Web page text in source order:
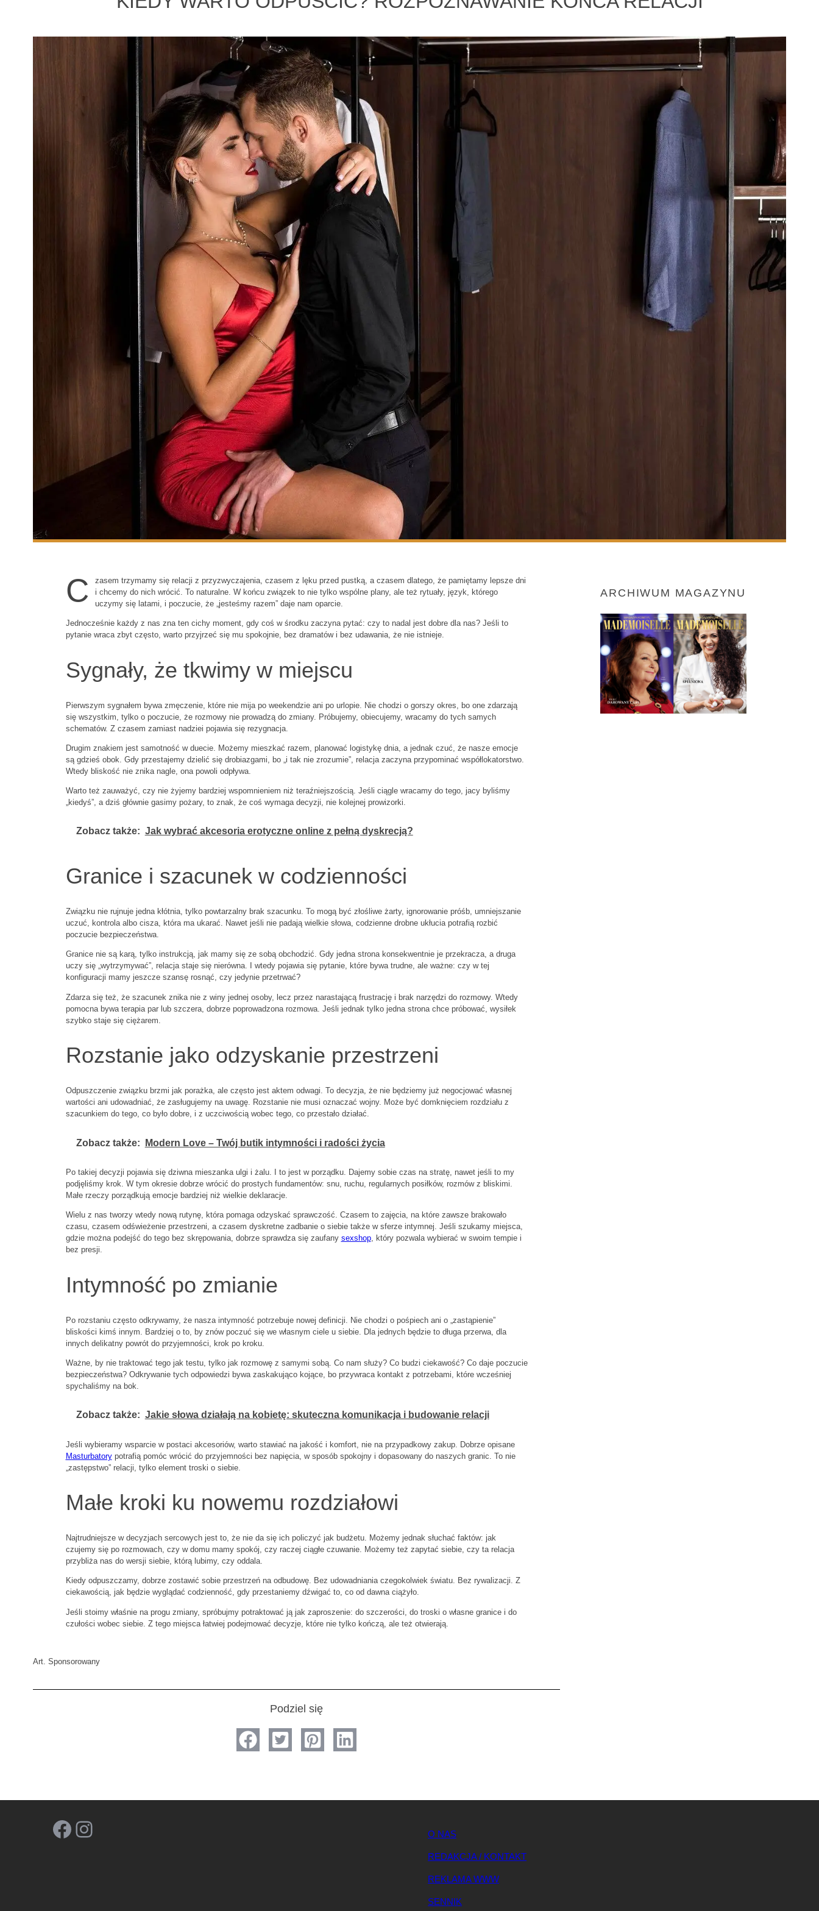
C
zasem trzymamy się relacji z przyzwyczajenia, czasem z lęku przed pustką, a czasem dlatego, że pamiętamy lepsze dni
i chcemy do nich wrócić. To naturalne. W końcu związek to nie tylko wspólne plany, ale też rytuały, język, którego
uczymy się latami, i poczucie, że „jesteśmy razem” daje nam oparcie.
Jednocześnie każdy z nas zna ten cichy moment, gdy coś w środku zaczyna pytać: czy to nadal jest dobre dla nas? Jeśli to
pytanie wraca zbyt często, warto przyjrzeć się mu spokojnie, bez dramatów i bez udawania, że nie istnieje.
Sygnały, że tkwimy w miejscu
Pierwszym sygnałem bywa zmęczenie, które nie mija po weekendzie ani po urlopie. Nie chodzi o gorszy okres, bo one zdarzają
się wszystkim, tylko o poczucie, że rozmowy nie prowadzą do zmiany. Próbujemy, obiecujemy, wracamy do tych samych
schematów. Z czasem zamiast nadziei pojawia się rezygnacja.
Drugim znakiem jest samotność w duecie. Możemy mieszkać razem, planować logistykę dnia, a jednak czuć, że nasze emocje
są gdzieś obok. Gdy przestajemy dzielić się drobiazgami, bo „i tak nie zrozumie”, relacja zaczyna przypominać współlokatorstwo.
Wtedy bliskość nie znika nagle, ona powoli odpływa.
Warto też zauważyć, czy nie żyjemy bardziej wspomnieniem niż teraźniejszością. Jeśli ciągle wracamy do tego, jacy byliśmy
„kiedyś”, a dziś głównie gasimy pożary, to znak, że coś wymaga decyzji, nie kolejnej prowizorki.
Zobacz także: Jak wybrać akcesoria erotyczne online z pełną dyskrecją?
Granice i szacunek w codzienności
Związku nie rujnuje jedna kłótnia, tylko powtarzalny brak szacunku. To mogą być złośliwe żarty, ignorowanie próśb, umniejszanie
uczuć, kontrola albo cisza, która ma ukarać. Nawet jeśli nie padają wielkie słowa, codzienne drobne ukłucia potrafią rozbić
poczucie bezpieczeństwa.
Granice nie są karą, tylko instrukcją, jak mamy się ze sobą obchodzić. Gdy jedna strona konsekwentnie je przekracza, a druga
uczy się „wytrzymywać”, relacja staje się nierówna. I wtedy pojawia się pytanie, które bywa trudne, ale ważne: czy w tej
konfiguracji mamy jeszcze szansę rosnąć, czy jedynie przetrwać?
Zdarza się też, że szacunek znika nie z winy jednej osoby, lecz przez narastającą frustrację i brak narzędzi do rozmowy. Wtedy
pomocna bywa terapia par lub szczera, dobrze poprowadzona rozmowa. Jeśli jednak tylko jedna strona chce próbować, wysiłek
szybko staje się ciężarem.
Rozstanie jako odzyskanie przestrzeni
Odpuszczenie związku brzmi jak porażka, ale często jest aktem odwagi. To decyzja, że nie będziemy już negocjować własnej
wartości ani udowadniać, że zasługujemy na uwagę. Rozstanie nie musi oznaczać wojny. Może być domknięciem rozdziału z
szacunkiem do tego, co było dobre, i z uczciwością wobec tego, co przestało działać.
Zobacz także: Modern Love – Twój butik intymności i radości życia
Po takiej decyzji pojawia się dziwna mieszanka ulgi i żalu. I to jest w porządku. Dajemy sobie czas na stratę, nawet jeśli to my
podjęliśmy krok. W tym okresie dobrze wrócić do prostych fundamentów: snu, ruchu, regularnych posiłków, rozmów z bliskimi.
Małe rzeczy porządkują emocje bardziej niż wielkie deklaracje.
Wielu z nas tworzy wtedy nową rutynę, która pomaga odzyskać sprawczość. Czasem to zajęcia, na które zawsze brakowało
czasu, czasem odświeżenie przestrzeni, a czasem dyskretne zadbanie o siebie także w sferze intymnej. Jeśli szukamy miejsca,
gdzie można podejść do tego bez skrępowania, dobrze sprawdza się zaufany sexshop, który pozwala wybierać w swoim tempie i
bez presji.
Intymność po zmianie
Po rozstaniu często odkrywamy, że nasza intymność potrzebuje nowej definicji. Nie chodzi o pośpiech ani o „zastąpienie”
bliskości kimś innym. Bardziej o to, by znów poczuć się we własnym ciele u siebie. Dla jednych będzie to długa przerwa, dla
innych delikatny powrót do przyjemności, krok po kroku.
Ważne, by nie traktować tego jak testu, tylko jak rozmowę z samymi sobą. Co nam służy? Co budzi ciekawość? Co daje poczucie
bezpieczeństwa? Odkrywanie tych odpowiedzi bywa zaskakująco kojące, bo przywraca kontakt z potrzebami, które wcześniej
spychaliśmy na bok.
Zobacz także: Jakie słowa działają na kobietę: skuteczna komunikacja i budowanie relacji
Jeśli wybieramy wsparcie w postaci akcesoriów, warto stawiać na jakość i komfort, nie na przypadkowy zakup. Dobrze opisane
Masturbatorypotrafią pomóc wrócić do przyjemności bez napięcia, w sposób spokojny i dopasowany do naszych granic. To nie
„zastępstwo” relacji, tylko element troski o siebie.
Małe kroki ku nowemu rozdziałowi
Najtrudniejsze w decyzjach sercowych jest to, że nie da się ich policzyć jak budżetu. Możemy jednak słuchać faktów: jak
czujemy się po rozmowach, czy w domu mamy spokój, czy raczej ciągłe czuwanie. Możemy też zapytać siebie, czy ta relacja
przybliża nas do wersji siebie, którą lubimy, czy oddala.
Kiedy odpuszczamy, dobrze zostawić sobie przestrzeń na odbudowę. Bez udowadniania czegokolwiek światu. Bez rywalizacji. Z
ciekawością, jak będzie wyglądać codzienność, gdy przestaniemy dźwigać to, co od dawna ciążyło.
Jeśli stoimy właśnie na progu zmiany, spróbujmy potraktować ją jak zaproszenie: do szczerości, do troski o własne granice i do
czułości wobec siebie. Z tego miejsca łatwiej podejmować decyzje, które nie tylko kończą, ale też otwierają.
Art. Sponsorowany
Podziel się
ARCHIWUM MAGAZYNU
Facebook Instagram O NAS
REDAKCJA / KONTAKT
REKLAMA WWW
SENNIK